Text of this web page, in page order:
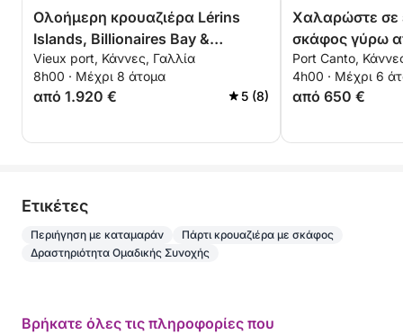
Ολοήμερη κρουαζιέρα Lérins
Islands, Billionaires Bay &
Théoule-sur-Mer
Vieux port, Κάννες, Γαλλία
8h00 · Μέχρι 8 άτομα
από 1.920 € 5 (8)
Χαλαρώστε σε
σκάφος γύρω
Lérins για 4
έκπτωση για
Port Canto,
4h00 · Μέχρι 6
από 650 €
Eτικέτες
Περιήγηση με καταμαράν
Πάρτι κρουαζιέρα με σκάφος
Δραστηριότητα Ομαδικής Συνοχής
Βρήκατε όλες τις πληροφορίες που